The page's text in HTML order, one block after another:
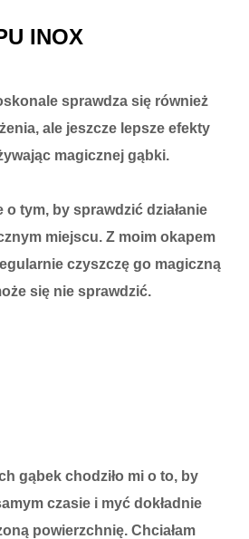
INOX
sprawdza się również
ale jeszcze lepsze efekty
magicznej gąbki.
o tym, by sprawdzić działanie
miejscu. Z moim okapem
czyszczę go magiczną
się nie sprawdzić.
gąbek chodziło mi o to, by
czasie i myć dokładnie
powierzchnię. Chciałam